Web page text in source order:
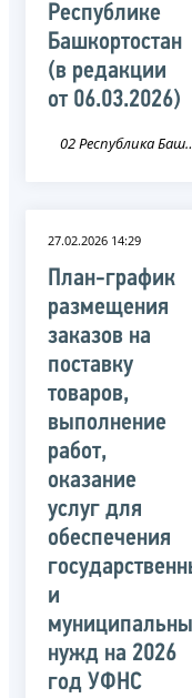
Республике
Башкортостан
(в редакции
от 06.03.2026)
02
27.02.2026 14:29
План-график
размещения
заказов на
поставку
товаров,
выполнение
работ,
оказание
услуг для
обеспечения
и
нужд на 2026
год УФНС